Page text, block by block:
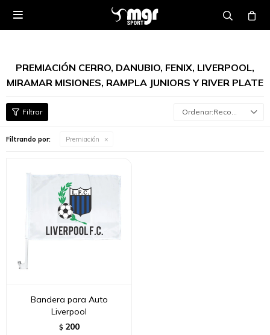

PREMIACIÓN CERRO, DANUBIO, FENIX, LIVERPOOL,
MIRAMAR MISIONES, RAMPLA JUNIORS Y RIVER PLATE
Recomendados
Filtrando por: Premiación
Bandera para Auto
Liverpool
$ 200